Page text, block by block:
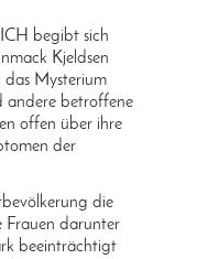
begibt sich
Kjeldsen
das Mysterium
andere betroffene
offen über ihre
der
die
Frauen darunter
beeinträchtigt